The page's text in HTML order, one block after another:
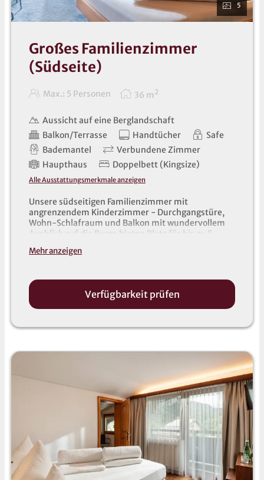
5
Großes Familienzimmer
(Südseite)
Max.: 5 Personen 36 m 2
Aussicht auf eine Berglandschaft
Balkon/Terrasse
Handtücher
Safe
Bademantel
Verbundene Zimmer
Haupthaus
Doppelbett (Kingsize)
Alle Ausstattungsmerkmale anzeigen
Unsere südseitigen Familienzimmer mit
angrenzendem Kinderzimmer - Durchgangstüre,
Wohn-Schlafraum und Balkon mit wundervollem
Ausblick auf die Berge bieten Platz für bis zu 5
Alle unsere Zimmer sind mit Badewanne
Bademäntel liegen im Zimmer für Sie bereit (auch
Kinder bis 2,99 Jahre sind Gast des Hauses.
Reduktion
Kinder bis 12 Jahren 20% Reduktion
Es wird ein Fixpreis für 2 Erwachsene und 2 Kinder
12 Jahre angezeigt! Sollten die Kinder jünger als 12
Jahre sein, beachten Sie bitte die oben angeführte
Liste - in diesem Fall wird der Preis entsprechend
Sollte eine 5. Person im Zimmer untergebracht
werden ist ein Aufpreis zu bezahlen!
Mehr anzeigen
Verfügbarkeit prüfen